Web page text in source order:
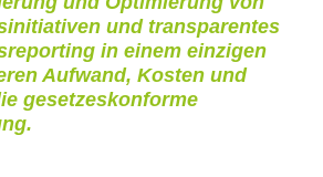
und transparentes
in einem einzigen
Aufwand, Kosten und
gesetzeskonforme